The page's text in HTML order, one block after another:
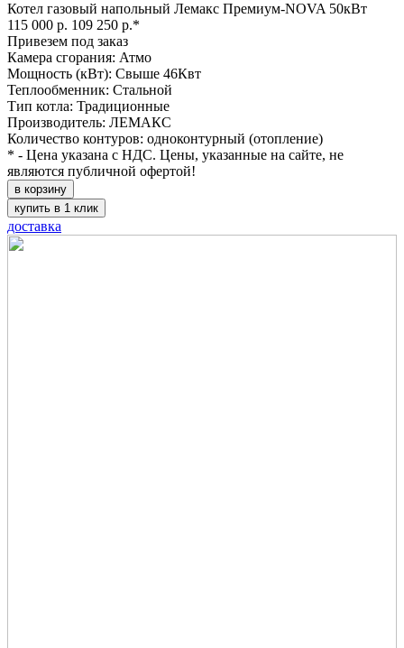
Котел газовый напольный Лемакс Премиум-NOVA 50кВт
115 000 р. 109 250 р.*
Привезем под заказ
Камера сгорания: Атмо
Мощность (кВт): Свыше 46Квт
Теплообменник: Стальной
Тип котла: Традиционные
Производитель: ЛЕМАКС
Количество контуров: одноконтурный (отопление)
* - Цена указана с НДС. Цены, указанные на сайте, не
являются публичной офертой!
в корзину
купить в 1 клик
доставка